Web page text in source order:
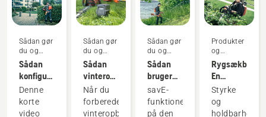
Sådan gør
du og
vejledninger
Sådan
konfigurerer
og
monterer
du
Denne
korte
video
Sådan gør
du og
vejledninger
Sådan
vinteropbevarer
du dit
Husqvarna-
batteri
Når du
forbereder
vinteropbevaring
Sådan gør
du og
vejledninger
Sådan
bruger
du savE-
funktionen
på din
savE-
funktionen
på den
Produkter
og
innovationer
En
revolution
inden for
håndholdte,
Styrke
og
holdbarhed